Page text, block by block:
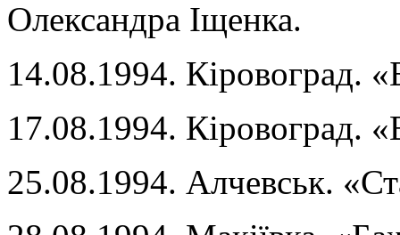
Олександра Іщенка.
14.08.1994. Кіровоград.
17.08.1994. Кіровоград.
25.08.1994. Алчевськ.